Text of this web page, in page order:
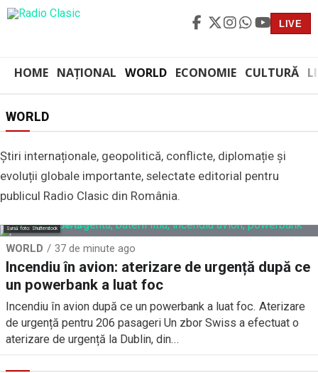
LIVE
HOME NAȚIONAL WORLD ECONOMIE CULTURĂ
WORLD
Știri internaționale, geopolitică, conflicte, diplomație și
evoluții globale importante, selectate editorial pentru
publicul Radio Clasic din România.
Sursă foto: Shutterstock
WORLD 37 de minute ago
Incendiu în avion: aterizare de urgență după ce
un powerbank a luat foc
Incendiu în avion după ce un powerbank a luat foc. Aterizare
de urgență pentru 206 pasageri Un zbor Swiss a efectuat o
aterizare de urgență la Dublin, din...